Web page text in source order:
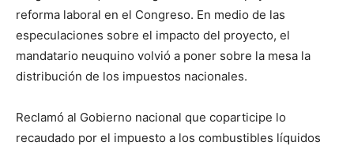
reforma laboral en el Congreso. En medio de las
especulaciones sobre el impacto del proyecto, el
mandatario neuquino volvió a poner sobre la mesa la
distribución de los impuestos nacionales.
Reclamó al Gobierno nacional que coparticipe lo
recaudado por el impuesto a los combustibles líquidos